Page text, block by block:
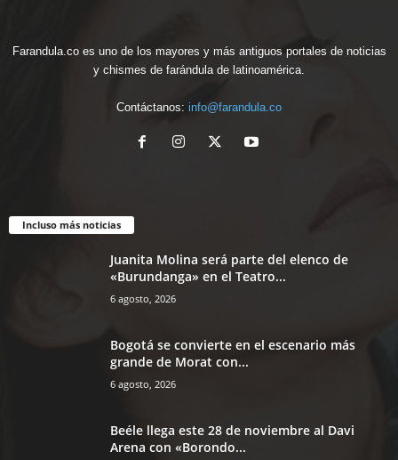
Farandula.co es uno de los mayores y más antiguos portales de noticias
y chismes de farándula de latinoamérica.
Contáctanos: info@farandula.co
Incluso más noticias
Juanita Molina será parte del elenco de
«Burundanga» en el Teatro...
6 agosto, 2026
Bogotá se convierte en el escenario más
grande de Morat con...
6 agosto, 2026
Beéle llega este 28 de noviembre al Davi
Arena con «Borondo...